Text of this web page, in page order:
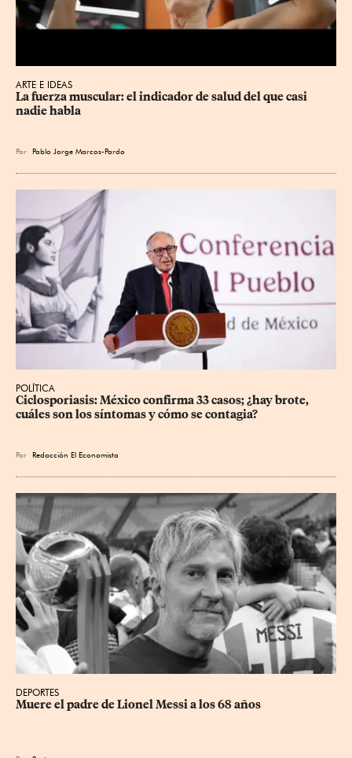
ARTE E IDEAS
La fuerza muscular: el indicador de salud del que casi
nadie habla
Por Pablo Jorge Marcos-Pardo
POLÍTICA
Ciclosporiasis: México confirma 33 casos; ¿hay brote,
cuáles son los síntomas y cómo se contagia?
Por Redacción El Economista
DEPORTES
Muere el padre de Lionel Messi a los 68 años